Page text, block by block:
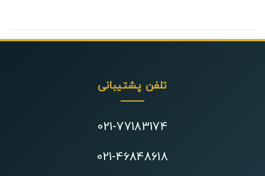
تلفن پشتیبانی
021-77183174
021-46848618